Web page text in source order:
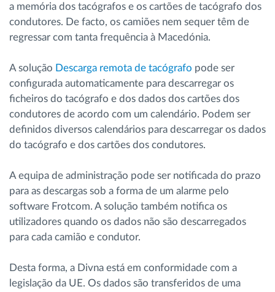
a memória dos tacógrafos e os cartões de tacógrafo dos
condutores. De facto, os camiões nem sequer têm de
regressar com tanta frequência à Macedónia.
A solução Descarga remota de tacógrafo pode ser
configurada automaticamente para descarregar os
ficheiros do tacógrafo e dos dados dos cartões dos
condutores de acordo com um calendário. Podem ser
definidos diversos calendários para descarregar os dados
do tacógrafo e dos cartões dos condutores.
A equipa de administração pode ser notificada do prazo
para as descargas sob a forma de um alarme pelo
software Frotcom. A solução também notifica os
utilizadores quando os dados não são descarregados
para cada camião e condutor.
Desta forma, a Divna está em conformidade com a
legislação da UE. Os dados são transferidos de uma